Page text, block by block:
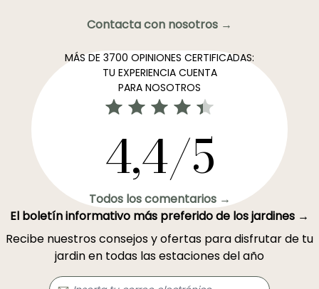
Contacta con nosotros →
MÁS DE 3700 OPINIONES CERTIFICADAS:
TU EXPERIENCIA CUENTA
PARA NOSOTROS
4,4/5
Todos los comentarios →
El boletín informativo más preferido de los jardines →
Recibe nuestros consejos y ofertas para disfrutar de tu
jardin en todas las estaciones del año